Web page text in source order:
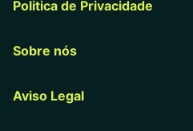
Politica de Privacidade
Sobre nós
Aviso Legal